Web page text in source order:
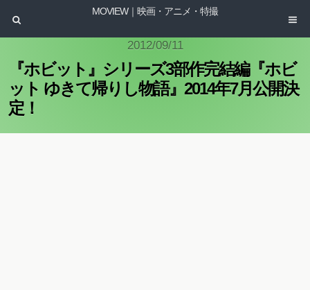
MOVIEW｜映画・アニメ・特撮
2012/09/11
『ホビット』シリーズ3部作完結編『ホビ
ット ゆきて帰りし物語』2014年7月公開決
定！